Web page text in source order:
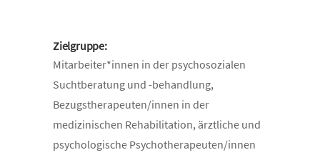
Zielgruppe:
Mitarbeiter*innen in der psychosozialen
Suchtberatung und -behandlung,
Bezugstherapeuten/innen in der
medizinischen Rehabilitation, ärztliche und
psychologische Psychotherapeuten/innen